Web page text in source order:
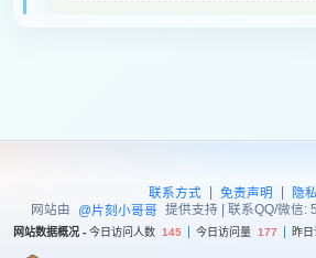
联系方式 | 免责声明 |
隐
网站由
@片刻小哥哥 提供支持 | 联系QQ/微信:
网站数据概况 - 今日访问人数 145 今日访问量 177 昨